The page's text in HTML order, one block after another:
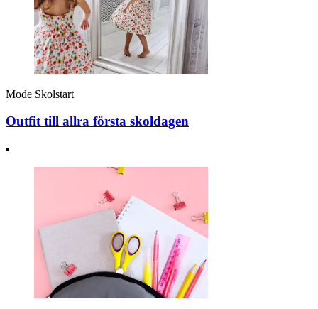
Mode Skolstart
Outfit till allra första skoldagen